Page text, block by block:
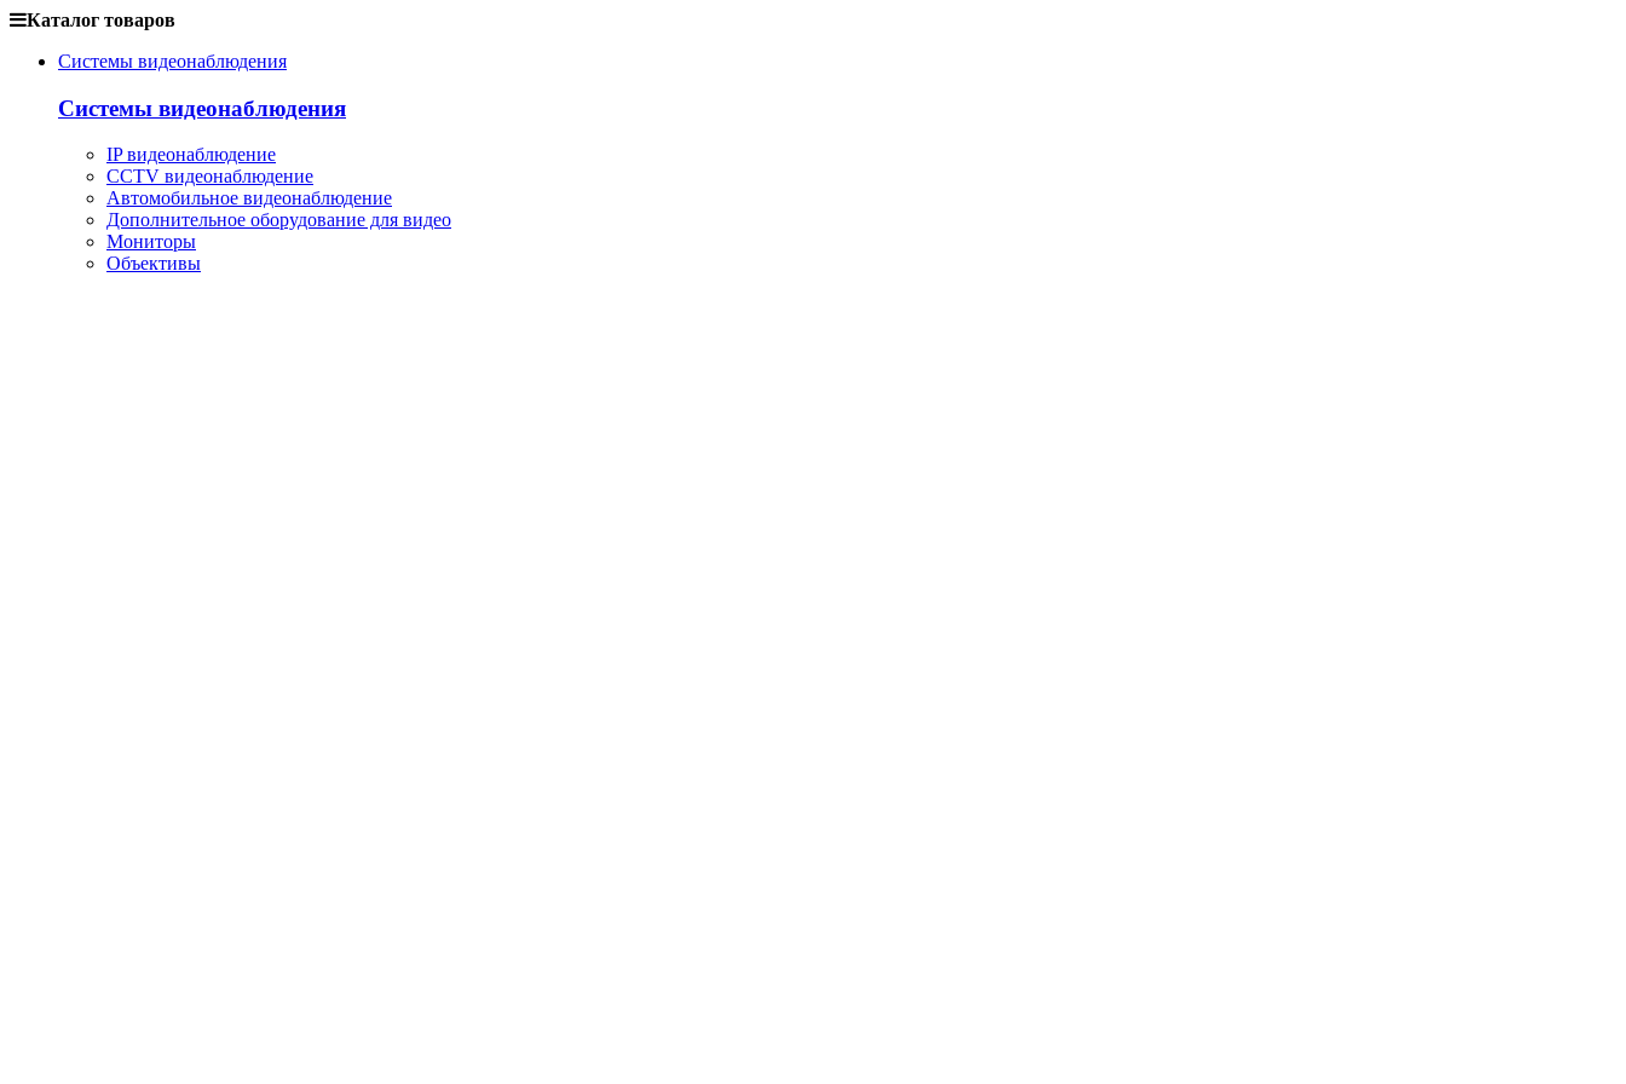
Каталог товаров
Системы видеонаблюдения
Системы видеонаблюдения
IP видеонаблюдение
CCTV видеонаблюдение
Автомобильное видеонаблюдение
Дополнительное оборудование для видео
Мониторы
Объективы